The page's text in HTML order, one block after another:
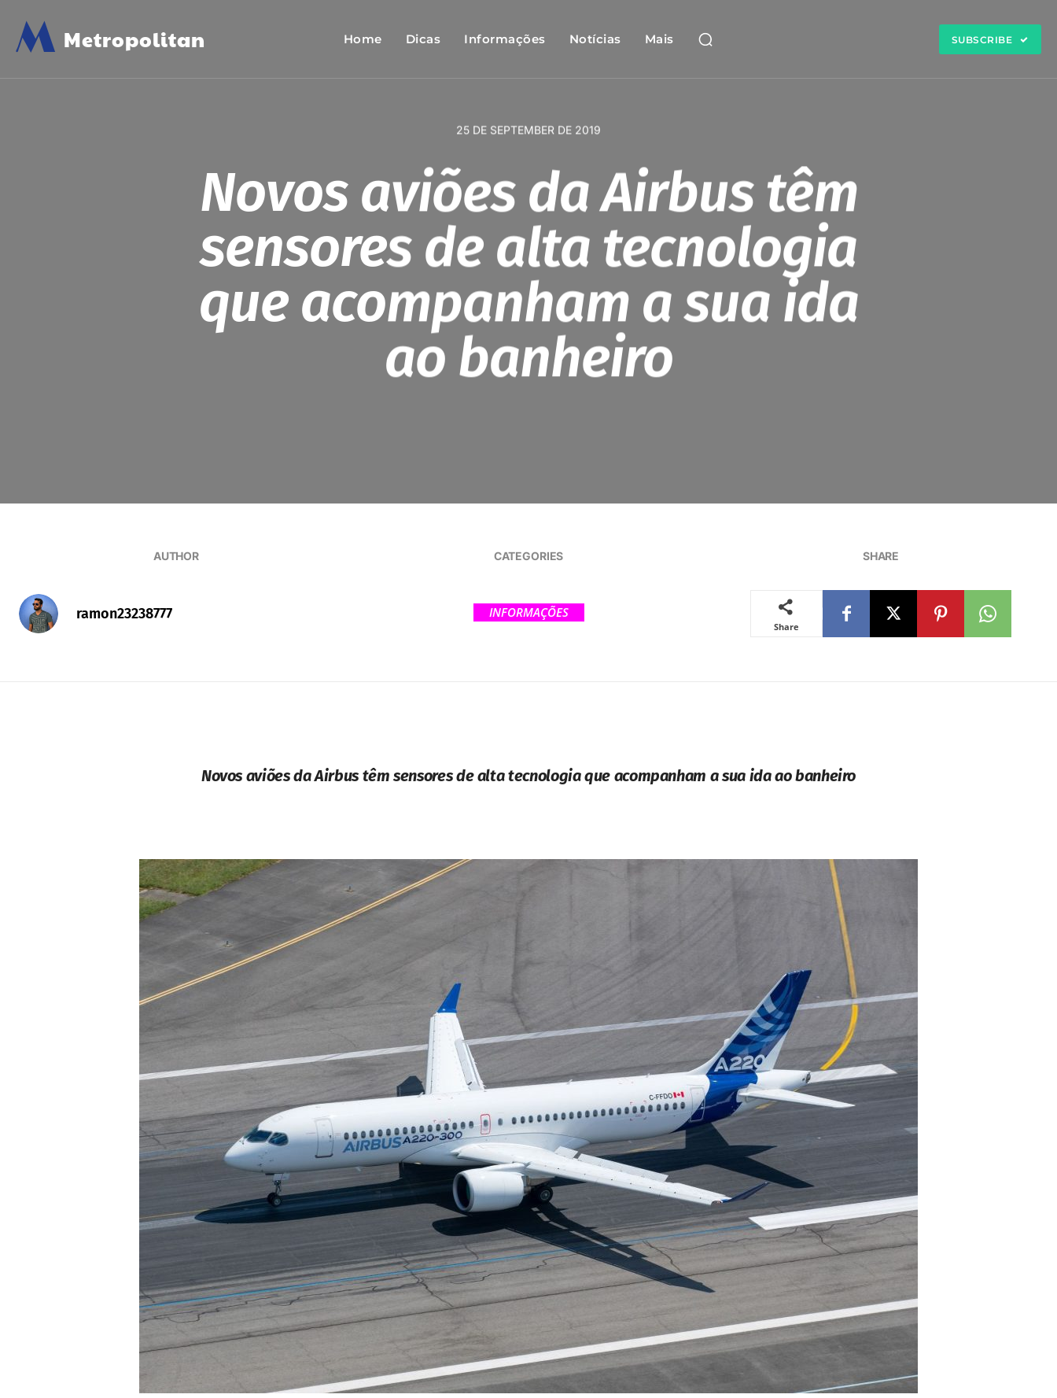
M Metropolitan Home Dicas Informações Notícias Mais SUBSCRIBE
25 DE SEPTEMBER DE 2019
Novos aviões da Airbus têm
sensores de alta tecnologia
que acompanham a sua ida
ao banheiro
AUTHOR
ramon23238777
CATEGORIES
INFORMAÇÕES
SHARE
Share
Novos aviões da Airbus têm sensores de alta tecnologia que acompanham a sua ida ao banheiro